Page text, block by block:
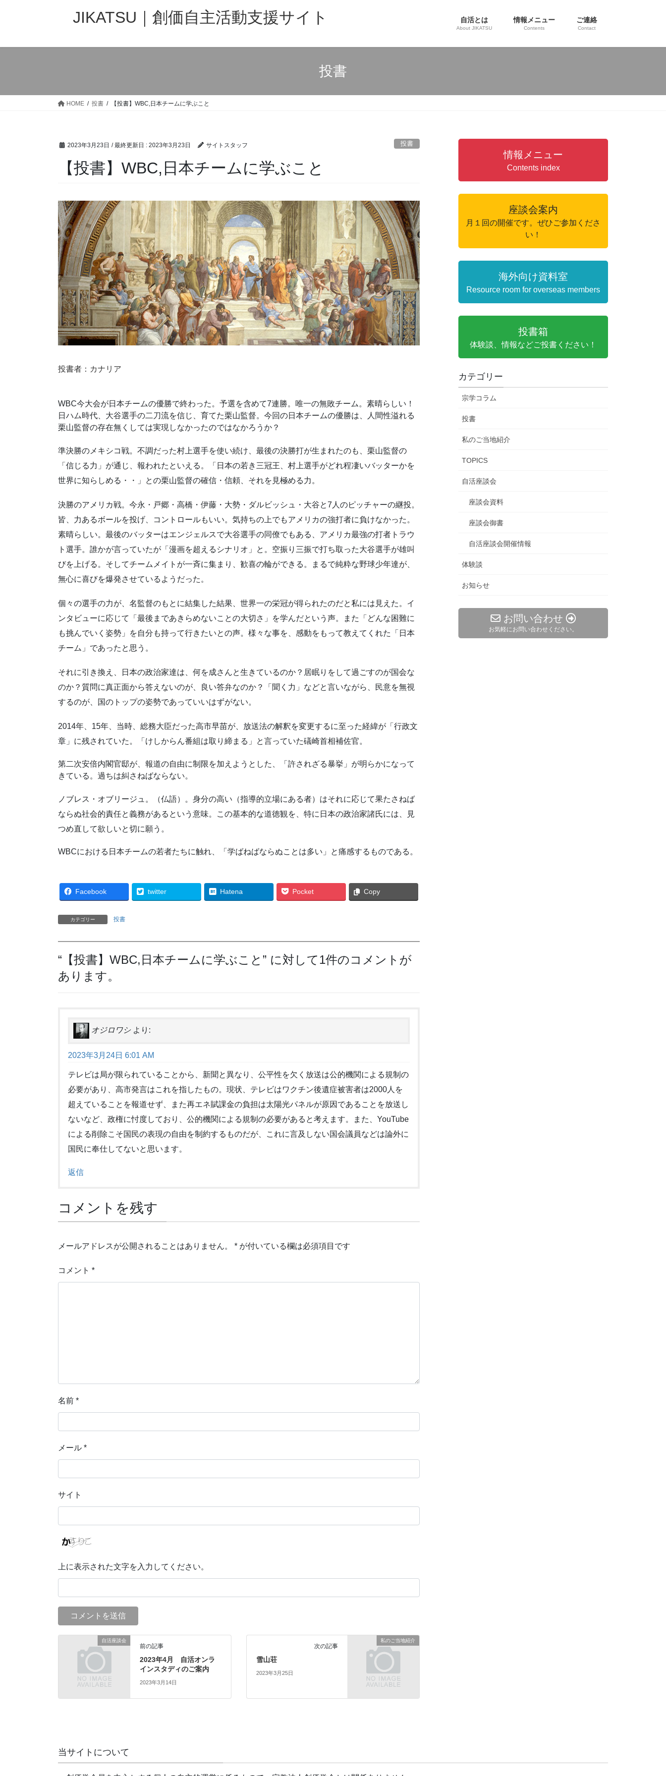
JIKATSU｜創価自主活動支援サイト 自活とは
About JIKATSU
情報メニュー
Contents
ご連絡
Contact
投書
HOME 投書 【投書】WBC,日本チームに学ぶこと
2023年3月23日 / 最終更新日 : 2023年3月23日 サイトスタッフ 投書
【投書】WBC,日本チームに学ぶこと
投書者：カナリア
WBC今大会が日本チームの優勝で終わった。予選を含めて7連勝。唯一の無敗チーム。素晴らしい！
日ハム時代、 大谷選手の二刀流を信じ、育てた栗山監督。今回の日本チームの優勝は、人間性溢れる
栗山監督の存在無くしては実現しなかったのではなかろうか？
準決勝のメキシコ戦。不調だった村上選手を使い続け、最後の決勝打が生まれたのも、栗山監督の
「信じる力」が通じ、報われたとい える。「日本の若き三冠王、村上選手がどれ程凄いバッターかを
世界に知らしめる・・」との栗山監督の確信・信頼、 それを見極める力。
決勝のアメリカ戦。今永・戸郷・高橋・伊藤・大勢・ダルビッシュ
・大谷と7人のピッチャーの継投。
皆、力あるボールを投げ、
コントロールもいい。気持ちの上でもアメリカの強打者に負けなかった。
素晴らしい。最後のバッターはエンジェルスで大谷選手の同僚でもある、アメリカ最強の打者トラウ
ト選手。 誰かが言っていたが「漫画を超えるシナリオ」と。空振り三振で打ち取った大谷選手が雄叫
びを上げる。そしてチームメイトが一斉に集まり、歓喜の輪ができる。まるで純粋な野球少年達が、
無心に喜びを爆発させているようだった。
個々の選手の力が、名監督のもとに結集した結果、世界一の栄冠が得られたのだと私には見えた。イ
ンタビューに応じて「 最後まであきらめないことの大切さ」を学んだという声。また「 どんな困難に
も挑んでいく姿勢」を自分も持って行きたいとの声。 様々な事を、感動をもって教えてくれた「日本
チーム」 であったと思う。
それに引き換え、日本の政治家達は、何を成さんと生きているのか ？居眠りをして過ごすのが国会な
のか？質問に真正面から答えないのが、良い答弁なのか？「聞く力」などと言いながら、
民意を無視
するのが、国のトップの姿勢であっていいはずがない。
2014年、15年、当時、総務大臣だった高市早苗が、放送法の解釈を変更するに至った経緯が「行政文
章」に残されていた。「 けしからん番組は取り締まる」と言っていた礒崎首相補佐官。
第二次安倍内閣官邸が、報道の自由に制限を加えようとした、「許されざる暴挙」が明らかになって
きている。過ちは糾さねばならない。
ノブレス・オブリージュ。（仏語）。身分の高い（指導的立場にある者）はそれに応じて果たさねば
ならぬ社会的責任と義務があると いう意味。この基本的な道徳観を、特に日本の政治家諸氏には、見
つめ直して欲しいと切に願う。
WBCにおける日本チームの若者たちに触れ、「学ばねばならぬこ とは多い」と痛感するものである。
Facebook twitter Hatena Pocket Copy
カテゴリー 投書
“ 【投書】WBC,日本チームに学ぶこと ” に対して1件のコメントが
あります。
オジロワシ より:
2023年3月24日 6:01 AM
テレビは局が限られていることから、新聞と異なり、公平性を欠く放送は公的機関による規制の
必要があり、高市発言はこれを指したもの。現状、テレビはワクチン後遺症被害者は2000人を
超えていることを報道せず、また再エネ賦課金の負担は太陽光パネルが原因であることを放送し
ないなど、政権に忖度しており、公的機関による規制の必要があると考えます。また、YouTube
による削除こそ国民の表現の自由を制約するものだが、これに言及しない国会議員などは論外に
国民に奉仕してないと思います。
返信
コメントを残す
メールアドレスが公開されることはありません。 * が付いている欄は必須項目です
コメント *
名前 *
メール *
サイト
上に表示された文字を入力してください。
自活座談会
前の記事
2023年4月 自活オンラ
インスタディのご案内
2023年3月14日
私のご当地紹介
次の記事
雪山荘
2023年3月25日
情報メニュー
Contents index
座談会案内
月１回の開催です。ぜひご参加くださ
い！
海外向け資料室
Resource room for overseas members
投書箱
体験談、情報などご投書ください！
カテゴリー
宗学コラム
投書
私のご当地紹介
TOPICS
自活座談会
座談会資料
座談会御書
自活座談会開催情報
体験談
お知らせ
お問い合わせ
お気軽にお問い合わせください。
当サイトについて